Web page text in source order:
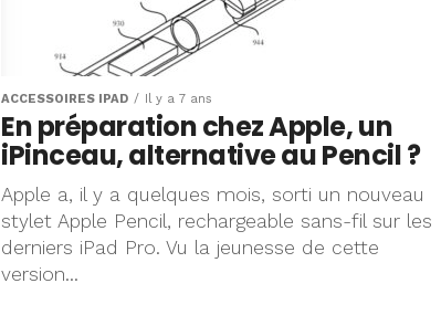
ACCESSOIRES IPAD Il y a 7 ans
En préparation chez Apple, un
iPinceau, alternative au Pencil ?
Apple a, il y a quelques mois, sorti un nouveau
stylet Apple Pencil, rechargeable sans-fil sur les
derniers iPad Pro. Vu la jeunesse de cette
version...